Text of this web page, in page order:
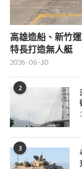
高雄造船、新竹
特長打造無人艇
2026-06-30
2
3